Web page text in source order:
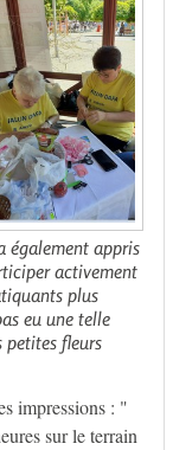
également appris
activement
plus
eu une telle
petites fleurs
impressions : "
sur le terrain